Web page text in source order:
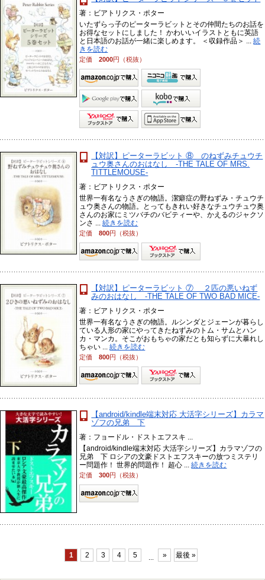
著：ビアトリクス・ポター
いたずらっ子のピーターラビットとその仲間たちのお話を
お得なセットにしました！ かわいいイラストともに英語
と日本語のお話が一緒に楽しめます。 ＜収録作品＞ ...続
きを読む
定価2000円（税抜）
【対訳】ピーターラビット ⑧ のねずみチュウチ
ュウ奥さんのおはなし -THE TALE OF MRS.
TITTLEMOUSE-
著：ビアトリクス・ポター
世界一有名なうさぎの物語。潔癖症の野ねずみ・チュウチ
ュウ奥さんの物語。とってもきれい好きなチュウチュウ奥
さんのお家にミツバチのバビティーや、かえるのジャクソ
ンさ ...続きを読む
定価800円（税抜）
【対訳】ピーターラビット ⑦ ２匹の悪いねず
みのおはなし -THE TALE OF TWO BAD MICE-
著：ビアトリクス・ポター
世界一有名なうさぎの物語。ルシンダとジェーンが暮らし
ている人形の家にやってきたねずみのトム・サムとハン
カ・マンカ。そこがおもちゃの家だとも知らずに大暴れし
ちゃい ...続きを読む
定価800円（税抜）
【android/kindle端末対応 大活字シリーズ】カラマ
ゾフの兄弟 下
著：フョードル・ドストエフスキ ...
【android/kindle端末対応 大活字シリーズ】カラマゾフの
兄弟 下 ロシアの文豪ドストエフスキーの放つミステリ
ー問題作！ 世界的問題作！ 超心 ...続きを読む
定価300円（税抜）
1 2 3 4 5 » 最後 »